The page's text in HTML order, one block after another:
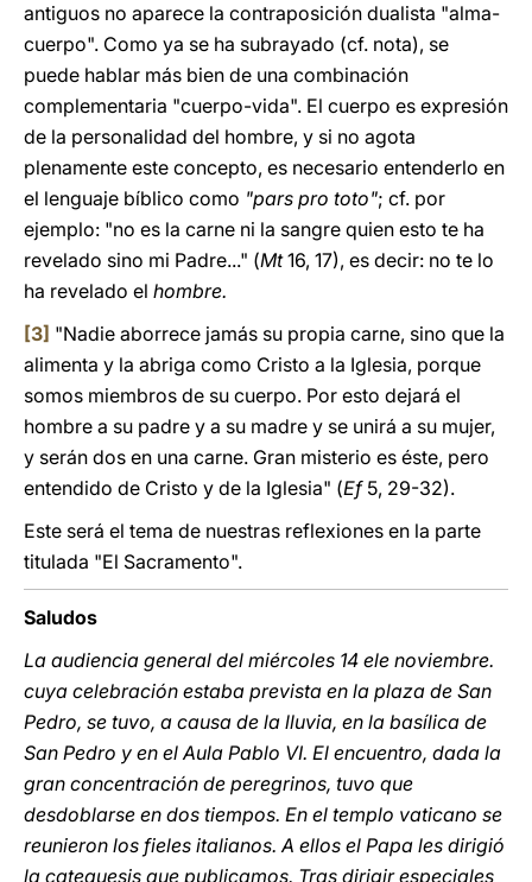
antiguos no aparece la contraposición dualista "alma-
cuerpo". Como ya se ha subrayado (cf. nota), se
puede hablar más bien de una combinación
complementaria "cuerpo-vida". El cuerpo es expresión
de la personalidad del hombre, y si no agota
plenamente este concepto, es necesario entenderlo en
el lenguaje bíblico como "pars pro toto"; cf. por
ejemplo: "no es la carne ni la sangre quien esto te ha
revelado sino mi Padre..." (Mt16, 17), es decir: no te lo
ha revelado el hombre.
[3] "Nadie aborrece jamás su propia carne, sino que la
alimenta y la abriga como Cristo a la Iglesia, porque
somos miembros de su cuerpo. Por esto dejará el
hombre a su padre y a su madre y se unirá a su mujer,
y serán dos en una carne. Gran misterio es éste, pero
entendido de Cristo y de la Iglesia" (Ef5, 29-32).
Este será el tema de nuestras reflexiones en la parte
titulada "El Sacramento".
Saludos
La audiencia general del miércoles 14 ele noviembre.
cuya celebración estaba prevista en la plaza de San
Pedro, se tuvo, a causa de la lluvia, en la basílica de
San Pedro y en el Aula Pablo VI. El encuentro, dada la
gran concentración de peregrinos, tuvo que
desdoblarse en dos tiempos. En el templo vaticano se
reunieron los fieles italianos. A ellos el Papa les dirigió
la catequesis que publicamos. Tras dirigir especiales